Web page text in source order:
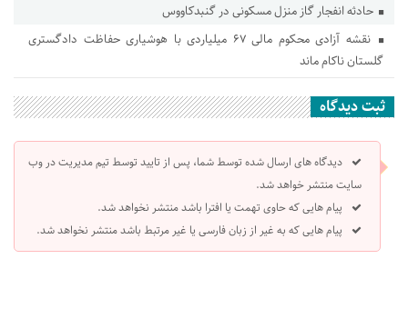
حادثه انفجار گاز منزل مسکونی در گنبدکاووس
نقشه آزادی محکوم مالی ۶۷ میلیاردی با هوشیاری حفاظت دادگستری
گلستان ناکام ماند
ثبت دیدگاه
دیدگاه های ارسال شده توسط شما، پس از تایید توسط تیم مدیریت در وب
سایت منتشر خواهد شد.
پیام هایی که حاوی تهمت یا افترا باشد منتشر نخواهد شد.
پیام هایی که به غیر از زبان فارسی یا غیر مرتبط باشد منتشر نخواهد شد.